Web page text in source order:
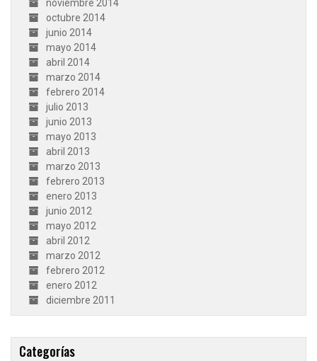
noviembre 2014
octubre 2014
junio 2014
mayo 2014
abril 2014
marzo 2014
febrero 2014
julio 2013
junio 2013
mayo 2013
abril 2013
marzo 2013
febrero 2013
enero 2013
junio 2012
mayo 2012
abril 2012
marzo 2012
febrero 2012
enero 2012
diciembre 2011
Categorías